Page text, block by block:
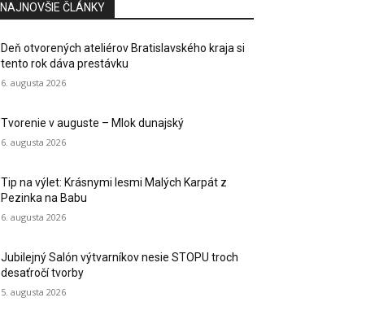
NAJNOVŠIE ČLÁNKY
Deň otvorených ateliérov Bratislavského kraja si
tento rok dáva prestávku
6. augusta 2026
Tvorenie v auguste – Mlok dunajský
6. augusta 2026
Tip na výlet: Krásnymi lesmi Malých Karpát z
Pezinka na Babu
6. augusta 2026
Jubilejný Salón výtvarníkov nesie STOPU troch
desaťročí tvorby
5. augusta 2026